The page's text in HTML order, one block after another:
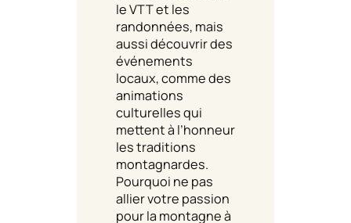
le VTT et les
randonnées, mais
aussi découvrir des
événements
locaux, comme des
animations
culturelles qui
mettent à l’honneur
les traditions
montagnardes.
Pourquoi ne pas
allier votre passion
pour la montagne à